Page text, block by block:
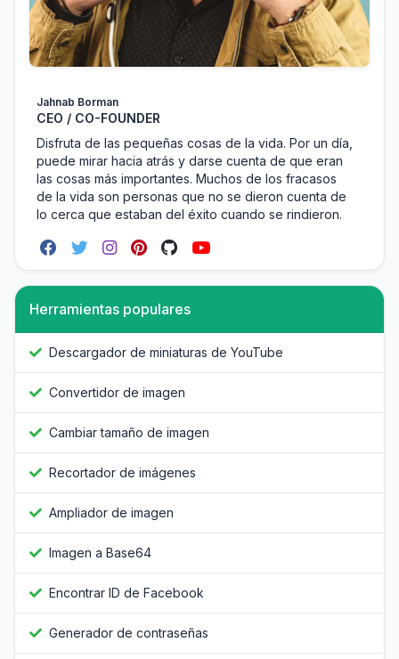
Jahnab Borman
CEO / CO-FOUNDER
Disfruta de las pequeñas cosas de la vida. Por un día,
puede mirar hacia atrás y darse cuenta de que eran
las cosas más importantes. Muchos de los fracasos
de la vida son personas que no se dieron cuenta de
lo cerca que estaban del éxito cuando se rindieron.
Herramientas populares
Descargador de miniaturas de YouTube
Convertidor de imagen
Cambiar tamaño de imagen
Recortador de imágenes
Ampliador de imagen
Imagen a Base64
Encontrar ID de Facebook
Generador de contraseñas